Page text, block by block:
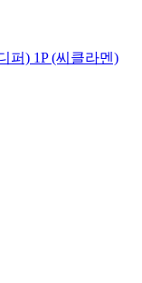
퍼) 1P (씨클라멘)